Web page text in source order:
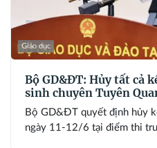
Giáo dục
Bộ GD&ĐT: Hủy tất cả
sinh chuyên Tuyên
Bộ GD&ĐT quyết định hủy
ngày 11-12/6 tại điểm thi